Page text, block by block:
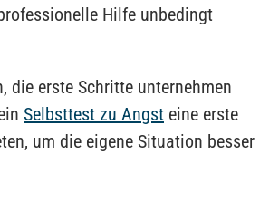
Hilfe unbedingt
die erste Schritte unternehmen
Selbsttest zu Angst eine erste
um die eigene Situation besser